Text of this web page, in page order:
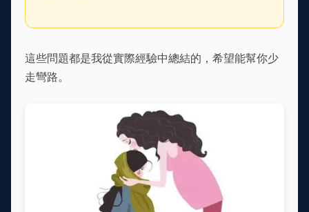
這些問題都是我從實際經驗中總結的，希望能幫你少
走彎路。